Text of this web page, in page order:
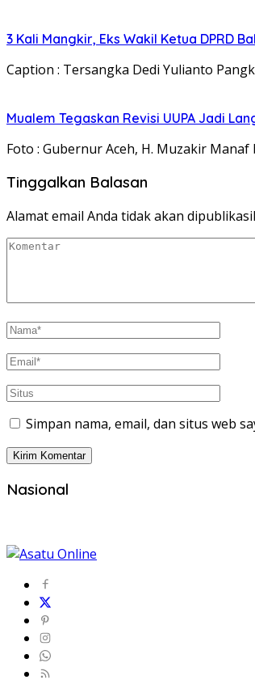
3 Kali Mangkir, Eks Wakil Ketua DPRD
Caption : Tersangka Dedi Yulianto
Mualem Tegaskan Revisi UUPA Jadi
Foto : Gubernur Aceh, H. Muzakir
Tinggalkan Balasan
Alamat email Anda tidak akan
Simpan nama, email, dan situs web
Nasional